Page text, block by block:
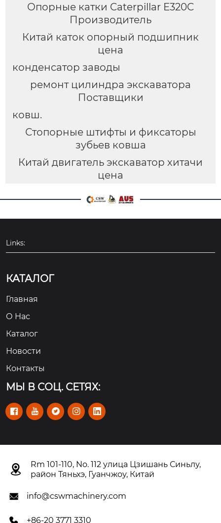
Опорные катки Caterpillar E320C
Производитель
Китай каток опорный подшипник
цена
конденсатор заводы
ремонт цилиндра экскаватора
Поставщики
ковш.
Стопорные штифты и фиксаторы
зубьев ковша
Китай двигатель экскаватор хитачи
цена
Links:
КАТАЛОГ
Главная
О Hас
Каталог
Новости
Контакты
МЫ В СОЦ. СЕТЯХ:
    

Rm 101-110, No. 112 улица Цзишань Синьлу,
район Тяньхэ, Гуанчжоу, Китай
 info@cswmachinery.com
 +86-20 3771 3310